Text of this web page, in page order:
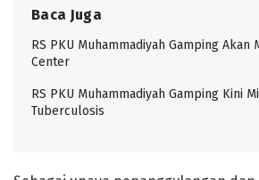
Baca Juga
RS PKU Muhammadiyah Gamping Akan
Center
RS PKU Muhammadiyah Gamping Kini
Tuberculosis